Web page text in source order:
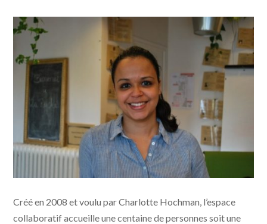
Créé en 2008 et voulu par Charlotte Hochman, l’espace
collaboratif accueille une centaine de personnes soit une